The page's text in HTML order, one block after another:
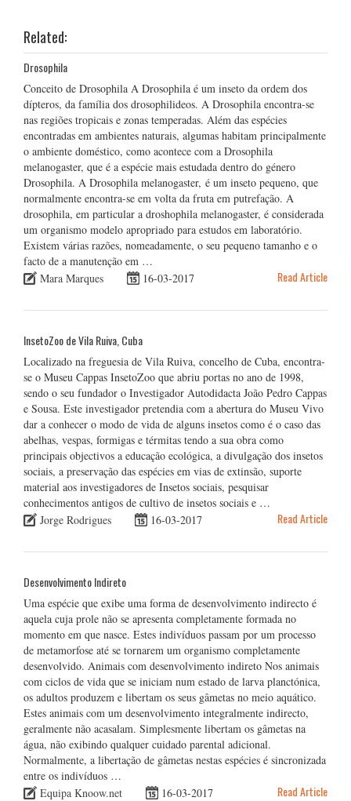
Related:
Drosophila
Conceito de Drosophila A Drosophila é um inseto da ordem dos
dípteros, da família dos drosophilideos. A Drosophila encontra-se
nas regiões tropicais e zonas temperadas. Além das espécies
encontradas em ambientes naturais, algumas habitam principalmente
o ambiente doméstico, como acontece com a Drosophila
melanogaster, que é a espécie mais estudada dentro do género
Drosophila. A Drosophila melanogaster, é um inseto pequeno, que
normalmente encontra-se em volta da fruta em putrefação. A
drosophila, em particular a droshophila melanogaster, é considerada
um organismo modelo apropriado para estudos em laboratório.
Existem várias razões, nomeadamente, o seu pequeno tamanho e o
facto de a manutenção em …
Mara Marques
16-03-2017 Read Article
InsetoZoo de Vila Ruiva, Cuba
Localizado na freguesia de Vila Ruiva, concelho de Cuba, encontra-
se o Museu Cappas InsetoZoo que abriu portas no ano de 1998,
sendo o seu fundador o Investigador Autodidacta João Pedro Cappas
e Sousa. Este investigador pretendia com a abertura do Museu Vivo
dar a conhecer o modo de vida de alguns insetos como é o caso das
abelhas, vespas, formigas e térmitas tendo a sua obra como
principais objectivos a educação ecológica, a divulgação dos insetos
sociais, a preservação das espécies em vias de extinsão, suporte
material aos investigadores de Insetos sociais, pesquisar
conhecimentos antigos de cultivo de insetos sociais e …
Jorge Rodrigues
16-03-2017 Read Article
Desenvolvimento Indireto
Uma espécie que exibe uma forma de desenvolvimento indirecto é
aquela cuja prole não se apresenta completamente formada no
momento em que nasce. Estes indivíduos passam por um processo
de metamorfose até se tornarem um organismo completamente
desenvolvido. Animais com desenvolvimento indireto Nos animais
com ciclos de vida que se iniciam num estado de larva planctónica,
os adultos produzem e libertam os seus gâmetas no meio aquático.
Estes animais com um desenvolvimento integralmente indirecto,
geralmente não acasalam. Simplesmente libertam os gâmetas na
água, não exibindo qualquer cuidado parental adicional.
Normalmente, a libertação de gâmetas nestas espécies é sincronizada
entre os indivíduos …
Equipa Knoow.net
16-03-2017 Read Article